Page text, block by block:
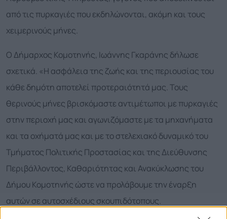
από τις πυρκαγιές που εκδηλώνονται, ακόμη και τους
χειμερινούς μήνες.
Ο Δήμαρχος Κομοτηνής, Ιωάννης Γκαράνης δήλωσε
σχετικά. «Η ασφάλεια της ζωής και της περιουσίας του
κάθε δημότη αποτελεί προτεραιότητά μας. Τους
θερινούς μήνες βρισκόμαστε αντιμέτωποι με πυρκαγιές
στην περιοχή μας και αγωνιζόμαστε με τα μηχανήματα
και τα οχήματά μας και με το στελεχιακό δυναμικό του
Τμήματος Πολιτικής Προστασίας και της Διεύθυνσης
Περιβάλλοντος, Καθαριότητας και Ανακύκλωσης του
Δήμου Κομοτηνής ώστε να προλάβουμε την έναρξη
αυτών σε αυτοσχέδιους σκουπιδότοπους.